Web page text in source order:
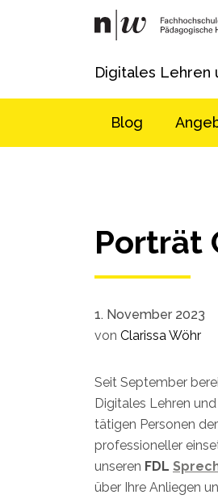
Digitales Lehren
Blog
Porträt
1. November 2023
von Clarissa Wöhr
Seit September
Digitales Lehren
tätigen Personen
professioneller
unseren FDL
über Ihre Anliegen